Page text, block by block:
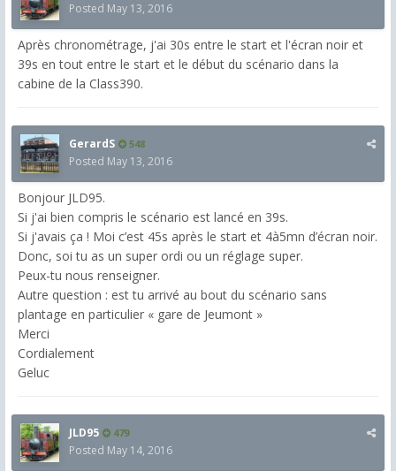
Posted May 13, 2016
Après chronométrage, j'ai 30s entre le start et l'écran noir et
39s en tout entre le start et le début du scénario dans la
cabine de la Class390.
GerardS 548
Posted May 13, 2016
Bonjour JLD95.
Si j'ai bien compris le scénario est lancé en 39s.
Si j'avais ça ! Moi c’est 45s après le start et 4à5mn d’écran noir.
Donc, soi tu as un super ordi ou un réglage super.
Peux-tu nous renseigner.
Autre question : est tu arrivé au bout du scénario sans
plantage en particulier « gare de Jeumont »
Merci
Cordialement
Geluc
JLD95 479
Posted May 14, 2016